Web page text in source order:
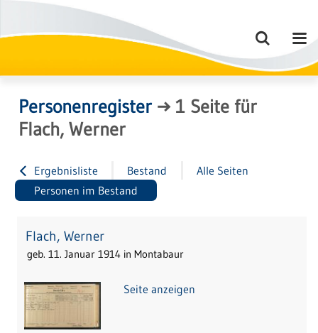
Personenregister→1 Seite für
Flach, Werner
Ergebnisliste Bestand
Alle Seiten
Personen im Bestand
Flach, Werner
geb. 11. Januar 1914 in Montabaur
Seite anzeigen